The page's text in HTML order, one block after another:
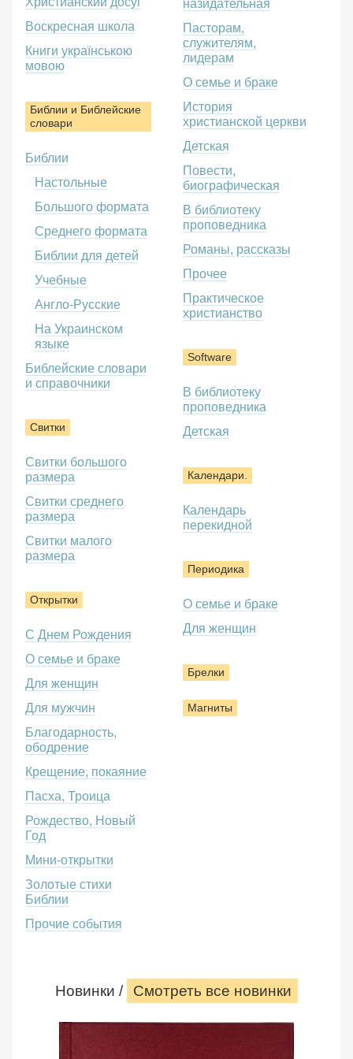
Воскресная школа
Книги українською
мовою
Библии и Библейские
словари
Библии
Настольные
Большого формата
Среднего формата
Библии для детей
Учебные
Англо-Русские
На Украинском
языке
Библейские словари
и справочники
Свитки
Свитки большого
размера
Свитки среднего
размера
Свитки малого
размера
Открытки
С Днем Рождения
О семье и браке
Для женщин
Для мужчин
Благодарность,
ободрение
Крещение, покаяние
Пасха, Троица
Рождество, Новый
Год
Мини-открытки
Золотые стихи
Библии
Прочие события
назидательная
Пасторам,
служителям,
лидерам
О семье и браке
История
христианской церкви
Детская
Повести,
биографическая
В библиотеку
проповедника
Романы, рассказы
Прочее
Практическое
христианство
Software
В библиотеку
проповедника
Детская
Календари.
Календарь
перекидной
Периодика
О семье и браке
Для женщин
Брелки
Магниты
Новинки / Смотреть все новинки